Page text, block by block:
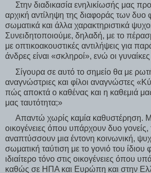
Στην διαδικασία ενηλικίωσής μας
αρχική αντίληψη της διαφοράς των
σωματικά και άλλα χαρακτηριστικά
Συνειδητοποιούμε, δηλαδή, με το
με οπτικοακουστικές αντιλήψεις για
άνδρες είναι «σκληροί», ενώ οι γυναίκες
Σίγουρα σε αυτό το σημείο θα με
αναγνώστριες και φίλοι αναγνώστες
πώς αποκτά ο καθένας και η καθεμιά
μας ταυτότητα;»
Απαντώ χωρίς καμία καθυστέρηση.
οικογένειες όπου υπάρχουν δυο γονείς,
αναπτύσσουν μια έντονη κοινωνική,
σωματική ταύτιση με το γονιό του ίδιου
ιδιαίτερο τόνο στις οικογένειες όπου
καθώς σε ΗΠΑ και Ευρώπη και στην